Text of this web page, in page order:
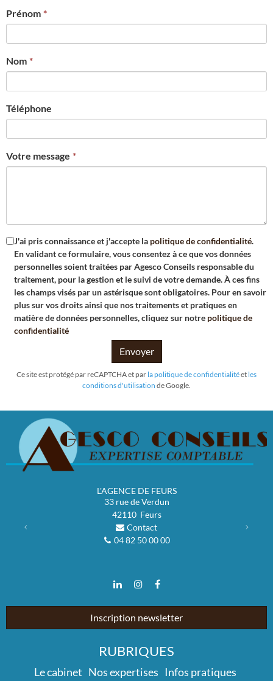
Prénom
Nom
Téléphone
Votre message
J'ai pris connaissance et j'accepte la politique de confidentialité.
En validant ce formulaire, vous consentez à ce que vos données
personnelles soient traitées parAgesco Conseils responsable du
traitement, pour la gestion et le suivi de votre demande. À ces fins
les champs visés par un astérisque sont obligatoires. Pour en savoir
plus sur vos droits ainsi que nos traitements et pratiques en
matière de données personnelles, cliquez sur notre politique de
confidentialité
Envoyer
Ce site est protégé par reCAPTCHA et par la politique de confidentialitéet les
conditions d'utilisation de Google.
L'AGENCE DE FEURS
33 rue de Verdun
42110 Feurs
Contact
04 82 50 00 00
Inscription newsletter
RUBRIQUES
Le cabinet Nos expertises Infos pratiques